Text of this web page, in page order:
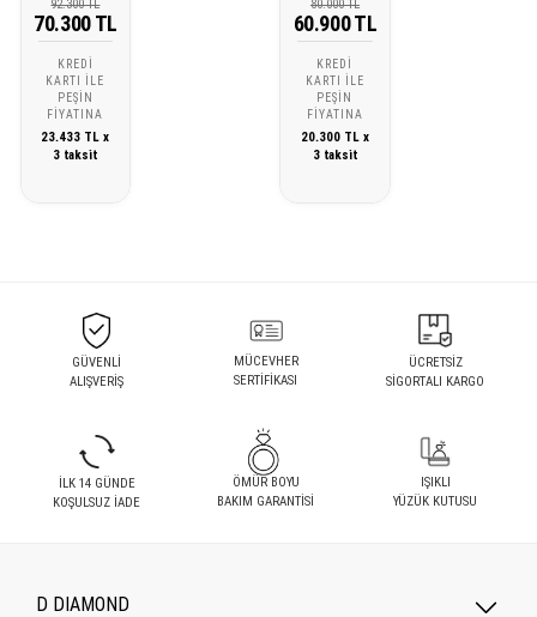
92.300 TL
70.300 TL
KREDI
KARTI ILE
PEŞIN
FIYATINA
23.433 TL x
3 taksit
80.000 TL
60.900 TL
KREDI
KARTI ILE
PEŞIN
FIYATINA
20.300 TL x
3 taksit
GÜVENLİ
ALIŞVERİŞ
MÜCEVHER
SERTİFİKASI
ÜCRETSİZ
SİGORTALI KARGO
İLK 14 GÜNDE
KOŞULSUZ İADE
ÖMÜR BOYU
BAKIM GARANTİSİ
IŞIKLI
YÜZÜK KUTUSU
D DIAMOND